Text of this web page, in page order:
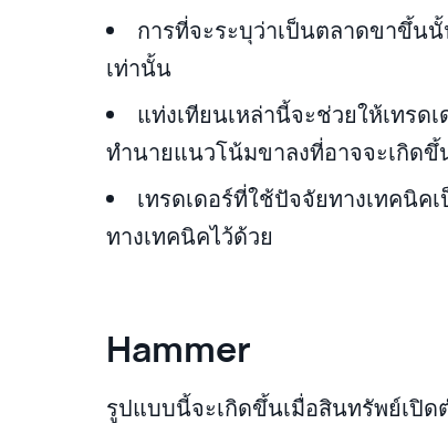
การที่จะระบุว่าเป็นตลาดขาขึ้น
เท่านั้น
แท่งเทียนเหล่านี้จะช่วยให้เทรด
ทำนายแนวโน้มขาลงที่อาจจะเกิด
เทรดเดอร์ที่ใช้ปัจจัยทางเทคนิ
ทางเทคนิคไว้ด้วย
Hammer
รูปแบบนี้จะเกิดขึ้นเมื่อสินทรัพย์เปิ